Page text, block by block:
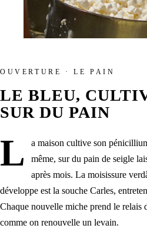
OUVERTURE · LE PAIN
LE BLEU,
SUR DU PAIN
L
a maison cultive son
même, sur du pain de seigle
après mois. La moisissure
développe est la souche Carles,
Chaque nouvelle miche prend le relais
comme on renouvelle un levain.